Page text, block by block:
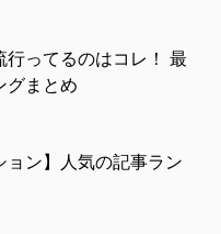
行ってるのはコレ！ 最
グまとめ
ョン】人気の記事ラン